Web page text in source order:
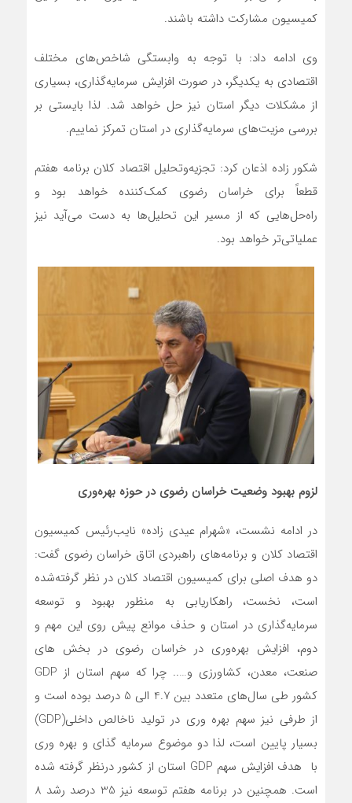
کمیسیون مشارکت داشته باشند.
وی ادامه داد: با توجه به وابستگی شاخص‌های مختلف
اقتصادی به یکدیگر، در صورت افزایش سرمایه‌گذاری، بسیاری
از مشکلات دیگر استان نیز حل خواهد شد. لذا بایستی بر
بررسی مزیت‌های سرمایه‌گذاری در استان تمرکز نماییم.
شکور زاده اذعان کرد: تجزیه‌وتحلیل اقتصاد کلان برنامه هفتم
قطعاً برای خراسان رضوی کمک‌کننده خواهد بود و
راه‌حل‌هایی که از مسیر این تحلیل‌ها به دست می‌آید نیز
عملیاتی‌تر خواهد بود.
لزوم بهبود وضعیت خراسان رضوی در حوزه بهره‌وری
در ادامه نشست، «شهرام عیدی زاده» نایب‌رئیس کمیسیون
اقتصاد کلان و برنامه‌های راهبردی اتاق خراسان رضوی گفت:
دو هدف اصلی برای کمیسیون اقتصاد کلان در نظر گرفته‌شده
است، نخست، راهکاریابی به منظور بهبود و توسعه
سرمایه‌گذاری در استان و حذف موانع پیش روی این مهم و
دوم، افزایش بهره‌وری در خراسان رضوی در بخش های
صنعت، معدن، کشاورزی و….. چرا که سهم استان از GDP
کشور طی سال‌های متعدد بین 4.7 الی 5 درصد بوده است و
از طرفی نیز سهم بهره وری در تولید ناخالص داخلی(GDP)
بسیار پایین است، لذا دو موضوع سرمایه گذای و بهره وری
با هدف افزایش سهم GDP استان از کشور درنظر گرفته شده
است. همچنین در برنامه هفتم توسعه نیز 35 درصد رشد 8